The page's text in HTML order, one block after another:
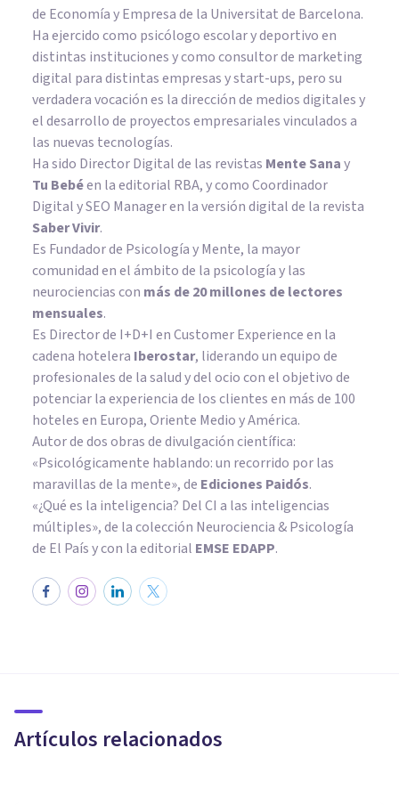
de Economía y Empresa de la Universitat de Barcelona.
Ha ejercido como psicólogo escolar y deportivo en
distintas instituciones y como consultor de marketing
digital para distintas empresas y start-ups, pero su
verdadera vocación es la dirección de medios digitales y
el desarrollo de proyectos empresariales vinculados a
las nuevas tecnologías.
Ha sido Director Digital de las revistas Mente Sanay
Tu Bebéen la editorial RBA, y como Coordinador
Digital y SEO Manager en la versión digital de la revista
Saber Vivir.
Es Fundador de Psicología y Mente, la mayor
comunidad en el ámbito de la psicología y las
neurociencias con más de 20 millones de lectores
mensuales.
Es Director de I+D+I en Customer Experience en la
cadena hotelera Iberostar, liderando un equipo de
profesionales de la salud y del ocio con el objetivo de
potenciar la experiencia de los clientes en más de 100
hoteles en Europa, Oriente Medio y América.
Autor de dos obras de divulgación científica:
«Psicológicamente hablando: un recorrido por las
maravillas de la mente», de Ediciones Paidós.
«¿Qué es la inteligencia? Del CI a las inteligencias
múltiples», de la colección Neurociencia & Psicología
de El País y con la editorial EMSE EDAPP.
Artículos relacionados
adiós